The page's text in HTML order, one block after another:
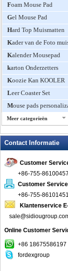
Foam Mouse Pad
Gel Mouse Pad
Hard Top Muismatten
Kader van de Foto
Kalender Mousepad
karton Onderzetters
Koozie Kan KOOLER
Leer Coaster Set
Mouse pads
Meer categorieën
Multifunctionele
Op maat gemaakte
Opmerking Papier
Oversize Muismatten
Polssteun muismatten
Promotionele
promotionele
Rubber stootkussen
RVS Onderzetters
Contact Informatie
Customer
+86-755-86100457
Customer
+86-755-86101451
Klantenservice
Online Customer
+86 18675586197
fordexgroup